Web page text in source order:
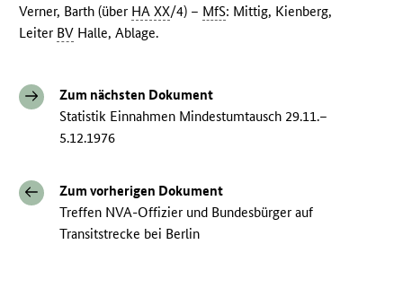
Verner, Barth (über HA XX/4) – MfS: Mittig, Kienberg,
Leiter BV Halle, Ablage.
Zum nächsten Dokument
Statistik Einnahmen Mindestumtausch 29.11.–
5.12.1976
Zum vorherigen Dokument
Treffen NVA-Offizier und Bundesbürger auf
Transitstrecke bei Berlin